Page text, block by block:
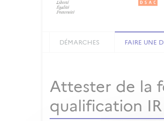
DÉMARCHES FAIRE UNE
Attester de la
qualification IR